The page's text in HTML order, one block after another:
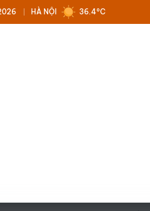
HÀ NỘI 36.4°C